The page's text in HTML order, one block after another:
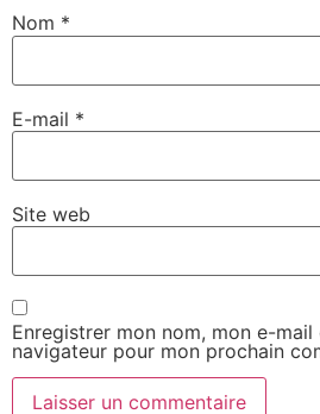
Nom *
E-mail *
Site web
Enregistrer mon nom, mon e-
navigateur pour mon prochain